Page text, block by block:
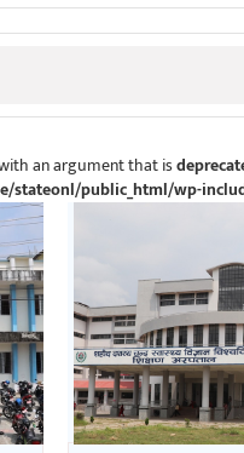
an argument that is
stateonl/public_html/wp-